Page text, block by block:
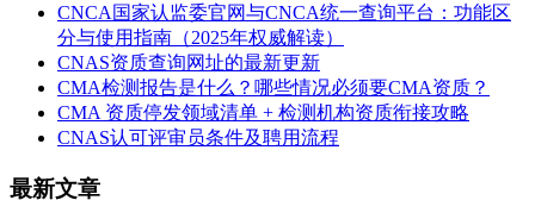
CNCA国家认监委官网与CNCA统一查询平台：功能区
分与使用指南（2025年权威解读）
CNAS资质查询网址的最新更新
CMA检测报告是什么？哪些情况必须要CMA资质？
CMA 资质停发领域清单 + 检测机构资质衔接攻略
CNAS认可评审员条件及聘用流程
最新文章